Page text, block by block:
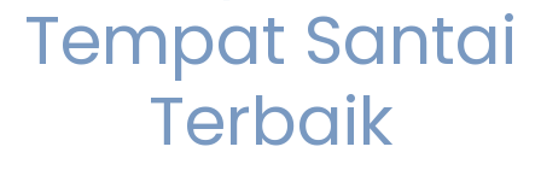
Tempat Santai
Terbaik